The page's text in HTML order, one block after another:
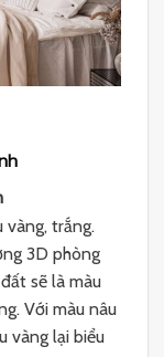
vàng, trắng.
3D phòng
sẽ là màu
Với màu nâu
vàng lại biểu